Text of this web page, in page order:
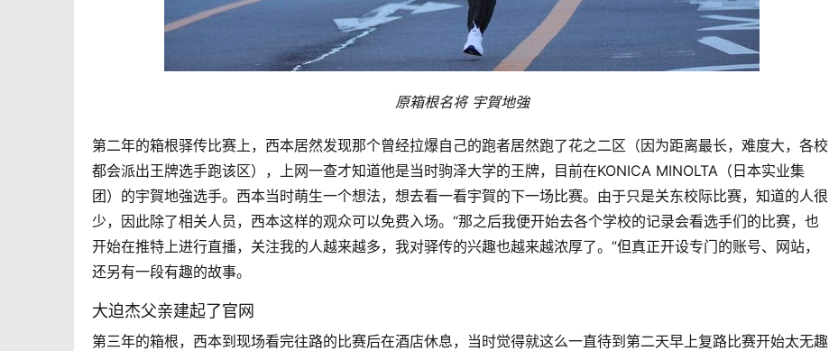
原箱根名将 宇賀地強
第二年的箱根驿传比赛上，西本居然发现那个曾经拉爆自己的跑者居然跑了花之二区（因为距离最长，难度大， 各校
都会派出王牌选手跑该区）， 上网一查才知道他是当时驹泽大学的王牌，目前在KONICA MINOLTA（日本实业集
团）的宇賀地強选手。西本当时萌生一个想法，想去看一看宇賀的下一场比赛。由于只是关东校际比赛，知道的人很
少，因此除了相关人员，西本这样的观众可以免费入场。 “那之后我便开始去各个学校的记录会看选手们的比赛，也
开始在推特上进行直播，关注我的人越来越多， 我对驿传的兴趣也越来越浓厚了。 ”但真正开设专门的账号、网站，
还另有一段有趣的故事。
大迫杰父亲建起了官网
第三年的箱根，西本到现场看完往路的比赛后在酒店休息，当时觉得就这么一直待到第二天早上复路比赛开始太无趣